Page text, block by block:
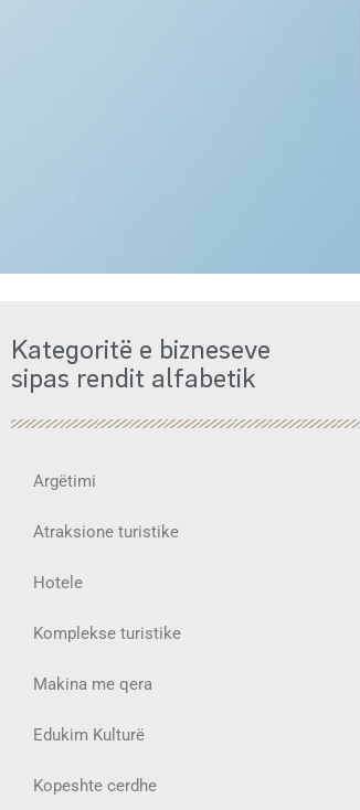
Kategoritë e bizneseve
sipas rendit alfabetik
Argëtimi
Atraksione turistike
Hotele
Komplekse turistike
Makina me qera
Edukim Kulturë
Kopeshte cerdhe